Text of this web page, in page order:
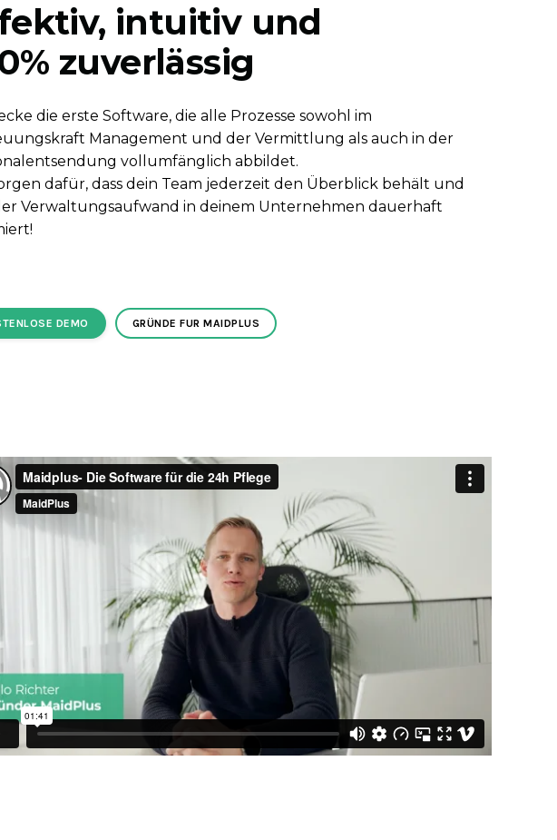
intuitiv und
zuverlässig
die erste Software, die alle Prozesse sowohl im
Management und der Vermittlung als auch in der
vollumfänglich abbildet.
dafür, dass dein Team jederzeit den Überblick behält und
Verwaltungsaufwand in deinem Unternehmen dauerhaft
DEMO GRÜNDE FUR MAIDPLUS